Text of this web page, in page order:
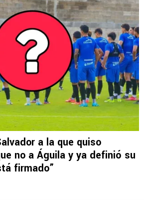
a la que quiso
no a Águila y ya definió su
firmado”